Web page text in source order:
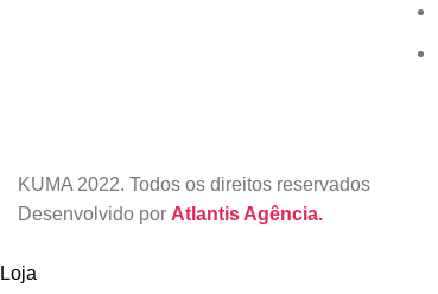
KUMA2022. Todos os direitos reservados
Desenvolvido por Atlantis Agência.
Loja